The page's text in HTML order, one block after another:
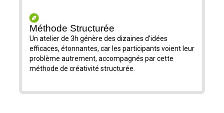
Méthode Structurée
Un atelier de 3h génère des dizaines d’idées
efficaces, étonnantes, car les participants voient leur
problème autrement, accompagnés par cette
méthode de créativité structurée.